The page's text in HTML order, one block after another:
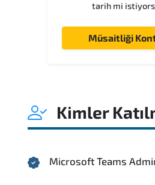
tarih mi
Müsaitliği
Kimler
Microsoft Teams